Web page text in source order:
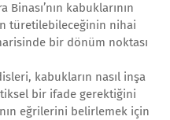
kabuklarının
türetilebileceğinin nihai
bir dönüm noktası
kabukların nasıl inşa
bir ifade gerektiğini
eğrilerini belirlemek için